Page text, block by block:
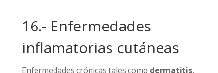
16.- Enfermedades
inflamatorias cutáneas
Enfermedades crónicas tales como dermatitis,